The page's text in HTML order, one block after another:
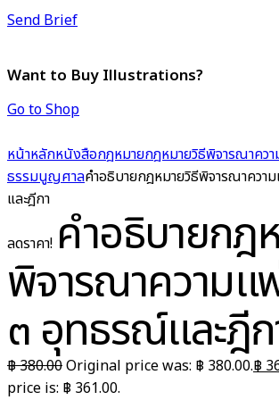
Send Brief
Want to Buy Illustrations?
Go to Shop
หน้าหลักหนังสือกฎหมายกฎหมายวิธีพิจารณาคว
ธรรมนูญศาลคำอธิบายกฎหมายวิธีพิจารณาคว
และฎีกา
ลดราคา! คำอธิบายกฎ
พิจารณาความแ
๓ อุทธรณ์และฎี
฿380.00Original price was: ฿ 380.00.฿
price is: ฿ 361.00.